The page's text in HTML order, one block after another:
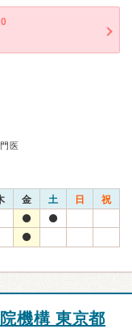
医
金 土 日 祝
機構 東京都